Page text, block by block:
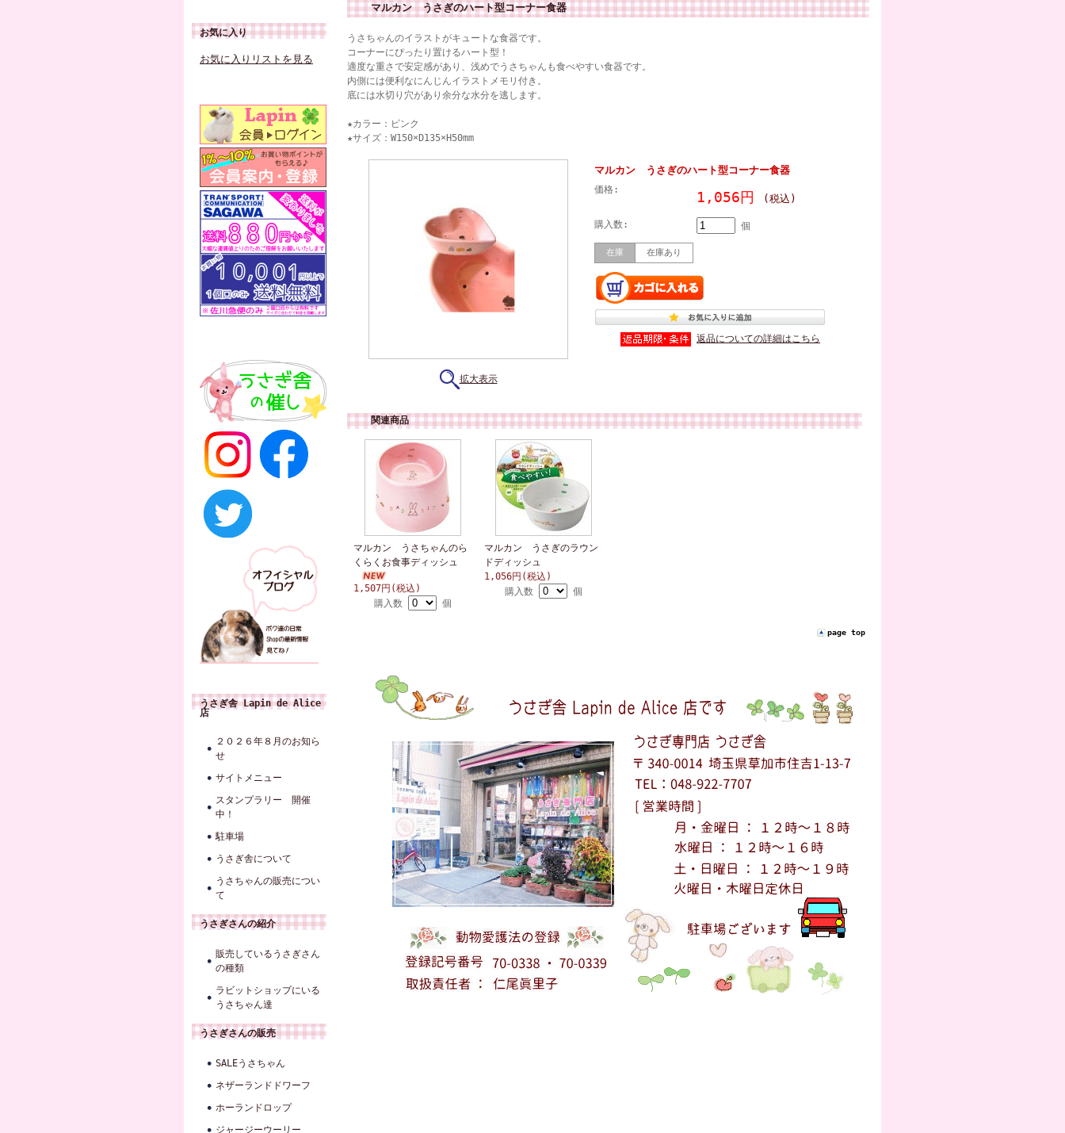
お気に入り
お気に入りリストを見る
うさぎ舎 Lapin de Alice
店
２０２６年８月のお知ら
せ
サイトメニュー
スタンプラリー 開催
中！
駐車場
うさぎ舎について
うさちゃんの販売につい
て
うさぎさんの紹介
販売しているうさぎさん
の種類
ラビットショップにいる
うさちゃん達
うさぎさんの販売
SALEうさちゃん
ネザーランドドワーフ
ホーランドロップ
ジャージーウーリー
マルカン うさぎのハート型コーナー食器
うさちゃんのイラストがキュートな食器です。
コーナーにぴったり置けるハート型！
適度な重さで安定感があり、浅めでうさちゃんも食べやすい食器です。
内側には便利なにんじんイラストメモリ付き。
底には水切り穴があり余分な水分を逃します。
★カラー：ピンク
★サイズ：W150×D135×H50mm
拡大表示
マルカン うさぎのハート型コーナー食器
価格: 1,056円 (税込)
購入数: 個
在庫 在庫あり
返品についての詳細はこちら
関連商品
マルカン うさちゃんのら
くらくお食事ディッシュ
1,507円(税込)
購入数
個
マルカン うさぎのラウン
ドディッシュ
1,056円(税込)
購入数
個
page top